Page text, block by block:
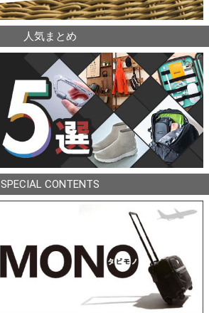
人気まとめ
SPECIAL CONTENTS